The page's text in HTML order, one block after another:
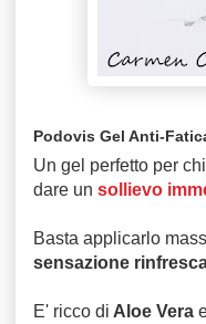
Podovis Gel Anti-
Un gel perfetto per
dare un sollievo
Basta applicarlo
sensazione
E' ricco di Aloe Vera